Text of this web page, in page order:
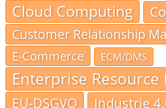
Cloud Computing
Customer Relationship
E-Commerce
ECM/DMS
Enterprise Resource
EU-DSGVO Industrie